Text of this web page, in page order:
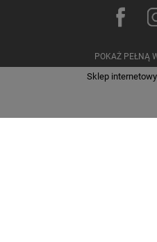
POKAŻ PEŁNĄ
Sklep